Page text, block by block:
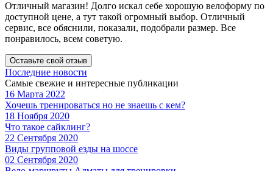
Отличный магазин! Долго искал себе хорошую велоформу по
доступной цене, а тут такой огромный выбор. Отличный
сервис, все обяснили, показали, подобрали размер. Все
понравилось, всем советую.
Оставьте свой отзыв
Последние новости
Самые свежие и интересные публикации
16 Марта 2022
Хочешь тренироваться но не знаешь с кем?
18 Ноября 2020
Что такое сайклинг?
22 Сентября 2020
Виды групповой езды на шоссе
02 Сентября 2020